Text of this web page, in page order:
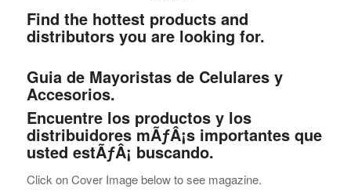
Find the hottest products and
distributors you are looking for.
Guia de Mayoristas de Celulares y
Accesorios.
Encuentre los productos y los
distribuidores mÃƒÂ¡s importantes que
usted estÃƒÂ¡ buscando.
Click on Cover Image below to see magazine.